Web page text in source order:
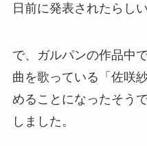
日前に発表されたらしい
で、ガルパンの作品中
曲を歌っている「佐咲
めることになったそう
しました。